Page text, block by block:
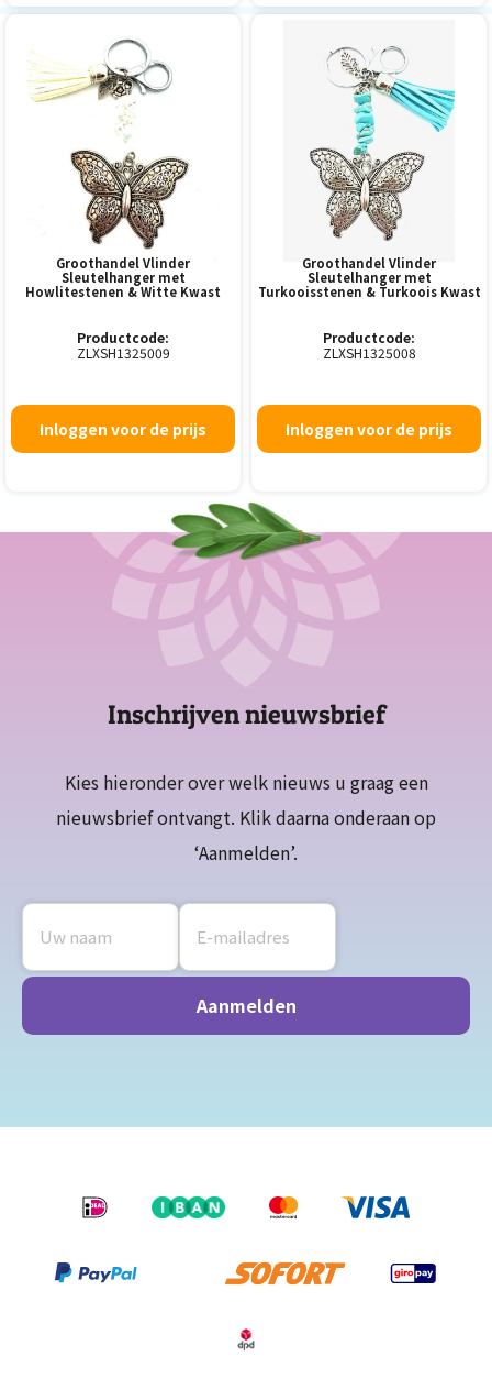
Groothandel Vlinder
Sleutelhanger met
Howlitestenen & Witte Kwast
Productcode:
ZLXSH1325009
Inloggen voor de prijs
Groothandel Vlinder
Sleutelhanger met
Turkooisstenen & Turkoois Kwast
Productcode:
ZLXSH1325008
Inloggen voor de prijs
Inschrijven nieuwsbrief
Kies hieronder over welk nieuws u graag een
nieuwsbrief ontvangt. Klik daarna onderaan op
‘Aanmelden’.
Aanmelden